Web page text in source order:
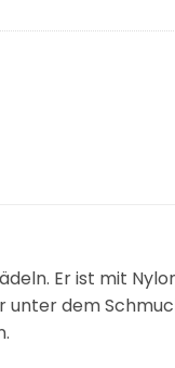
Er ist mit
unter dem